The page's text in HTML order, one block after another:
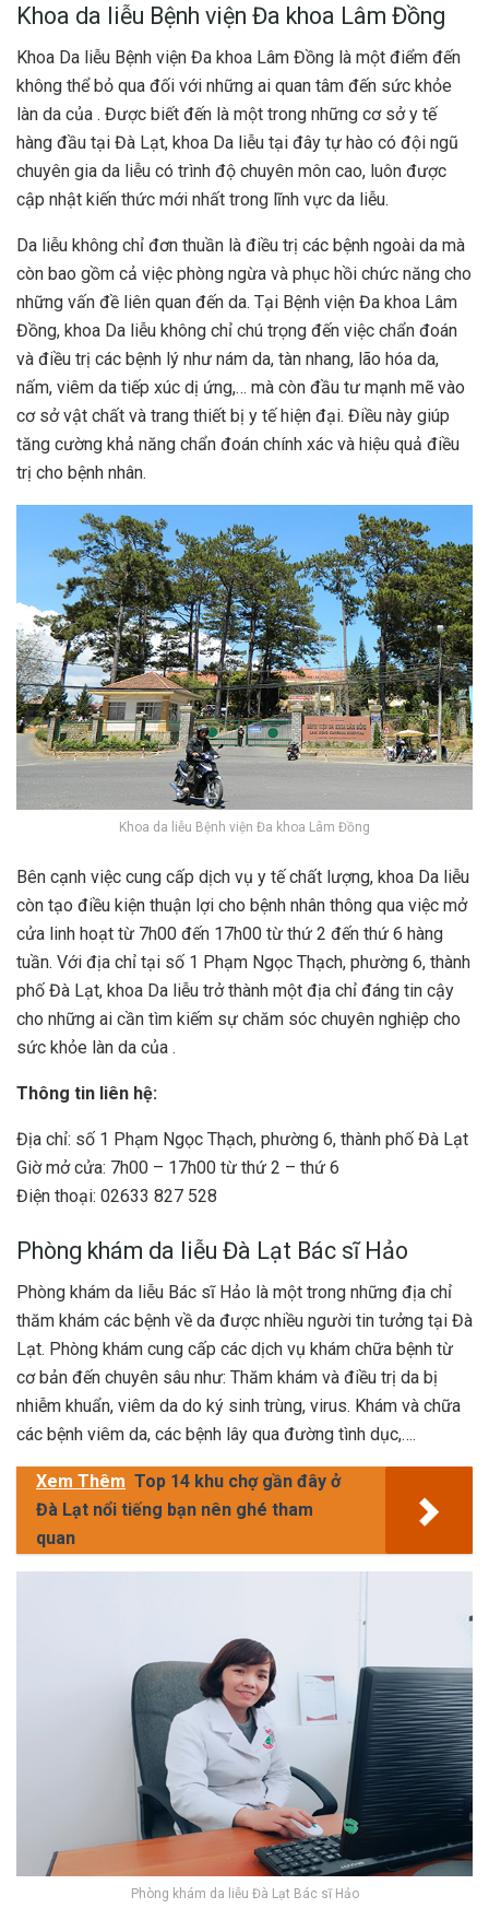
Khoa da liễu Bệnh viện Đa khoa Lâm Đồng
Khoa Da liễu Bệnh viện Đa khoa Lâm Đồng là một điểm đến
không thể bỏ qua đối với những ai quan tâm đến sức khỏe
làn da của . Được biết đến là một trong những cơ sở y tế
hàng đầu tại Đà Lạt, khoa Da liễu tại đây tự hào có đội ngũ
chuyên gia da liễu có trình độ chuyên môn cao, luôn được
cập nhật kiến thức mới nhất trong lĩnh vực da liễu.
Da liễu không chỉ đơn thuần là điều trị các bệnh ngoài da mà
còn bao gồm cả việc phòng ngừa và phục hồi chức năng cho
những vấn đề liên quan đến da. Tại Bệnh viện Đa khoa Lâm
Đồng, khoa Da liễu không chỉ chú trọng đến việc chẩn đoán
và điều trị các bệnh lý như nám da, tàn nhang, lão hóa da,
nấm, viêm da tiếp xúc dị ứng,… mà còn đầu tư mạnh mẽ vào
cơ sở vật chất và trang thiết bị y tế hiện đại. Điều này giúp
tăng cường khả năng chẩn đoán chính xác và hiệu quả điều
trị cho bệnh nhân.
Khoa da liễu Bệnh viện Đa khoa Lâm Đồng
Bên cạnh việc cung cấp dịch vụ y tế chất lượng, khoa Da liễu
còn tạo điều kiện thuận lợi cho bệnh nhân thông qua việc mở
cửa linh hoạt từ 7h00 đến 17h00 từ thứ 2 đến thứ 6 hàng
tuần. Với địa chỉ tại số 1 Phạm Ngọc Thạch, phường 6, thành
phố Đà Lạt, khoa Da liễu trở thành một địa chỉ đáng tin cậy
cho những ai cần tìm kiếm sự chăm sóc chuyên nghiệp cho
sức khỏe làn da của .
Thông tin liên hệ:
Địa chỉ: số 1 Phạm Ngọc Thạch, phường 6, thành phố Đà Lạt
Giờ mở cửa: 7h00 – 17h00 từ thứ 2 – thứ 6
Điện thoại: 02633 827 528
Phòng khám da liễu Đà Lạt Bác sĩ Hảo
Phòng khám da liễu Bác sĩ Hảo là một trong những địa chỉ
thăm khám các bệnh về da được nhiều người tin tưởng tại Đà
Lạt. Phòng khám cung cấp các dịch vụ khám chữa bệnh từ
cơ bản đến chuyên sâu như: Thăm khám và điều trị da bị
nhiễm khuẩn, viêm da do ký sinh trùng, virus. Khám và chữa
các bệnh viêm da, các bệnh lây qua đường tình dục,….
Xem Thêm Top 14 khu chợ gần đây ở
Đà Lạt nổi tiếng bạn nên ghé tham
quan
Phòng khám da liễu Đà Lạt Bác sĩ Hảo